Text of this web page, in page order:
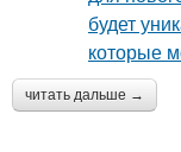
читать дальше →